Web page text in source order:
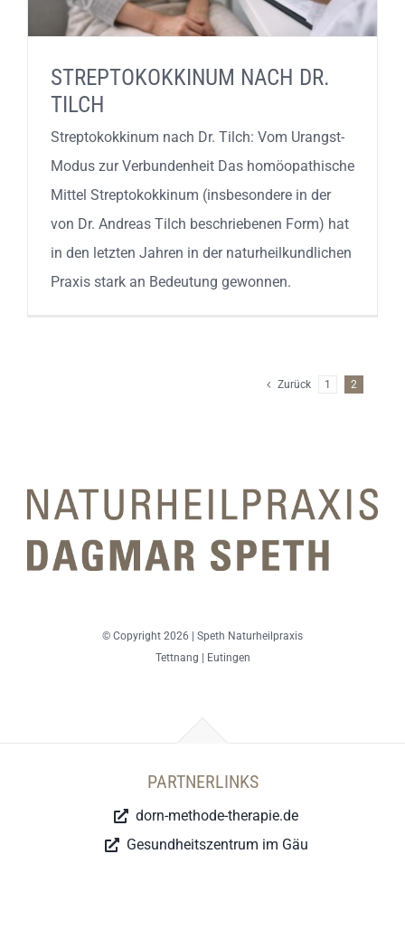
STREPTOKOKKINUM NACH DR.
TILCH
Streptokokkinum nach Dr. Tilch: Vom Urangst-
Modus zur Verbundenheit Das homöopathische
Mittel Streptokokkinum (insbesondere in der
von Dr. Andreas Tilch beschriebenen Form) hat
in den letzten Jahren in der naturheilkundlichen
Praxis stark an Bedeutung gewonnen.
Zurück 1 2
© Copyright 2026 | Speth Naturheilpraxis
Tettnang | Eutingen
PARTNERLINKS
dorn-methode-therapie.de
Gesundheitszentrum im Gäu